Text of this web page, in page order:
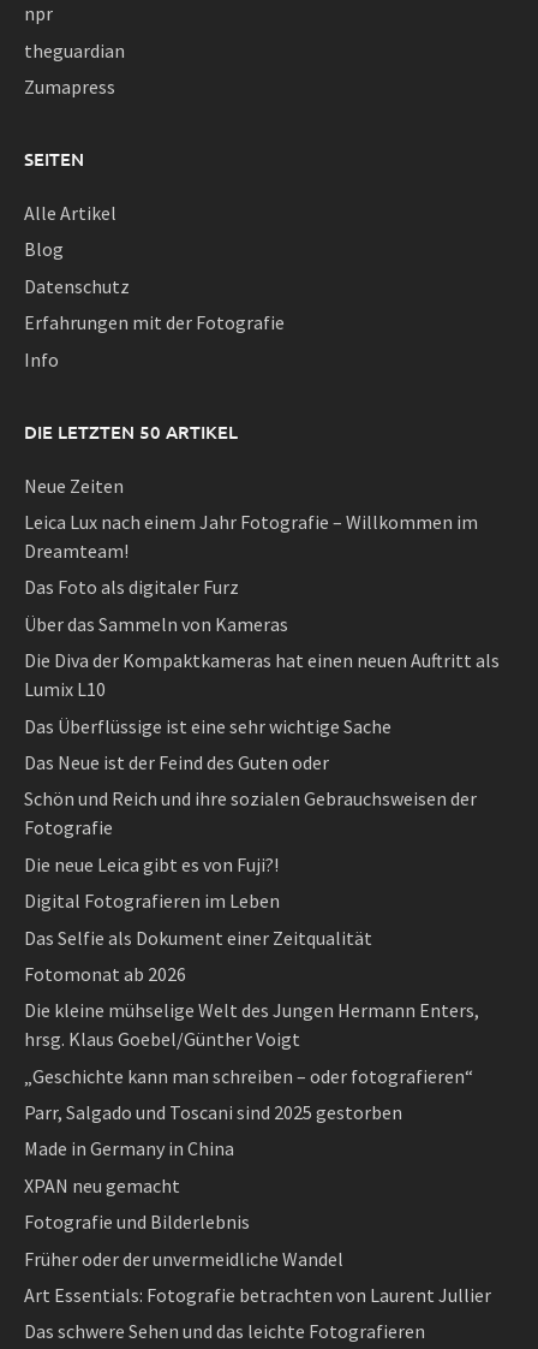
npr
theguardian
Zumapress
SEITEN
Alle Artikel
Blog
Datenschutz
Erfahrungen mit der Fotografie
Info
DIE LETZTEN 50 ARTIKEL
Neue Zeiten
Leica Lux nach einem Jahr Fotografie – Willkommen im
Dreamteam!
Das Foto als digitaler Furz
Über das Sammeln von Kameras
Die Diva der Kompaktkameras hat einen neuen Auftritt als
Lumix L10
Das Überflüssige ist eine sehr wichtige Sache
Das Neue ist der Feind des Guten oder
Schön und Reich und ihre sozialen Gebrauchsweisen der
Fotografie
Die neue Leica gibt es von Fuji?!
Digital Fotografieren im Leben
Das Selfie als Dokument einer Zeitqualität
Fotomonat ab 2026
Die kleine mühselige Welt des Jungen Hermann Enters,
hrsg. Klaus Goebel/Günther Voigt
„Geschichte kann man schreiben – oder fotografieren“
Parr, Salgado und Toscani sind 2025 gestorben
Made in Germany in China
XPAN neu gemacht
Fotografie und Bilderlebnis
Früher oder der unvermeidliche Wandel
Art Essentials: Fotografie betrachten von Laurent Jullier
Das schwere Sehen und das leichte Fotografieren